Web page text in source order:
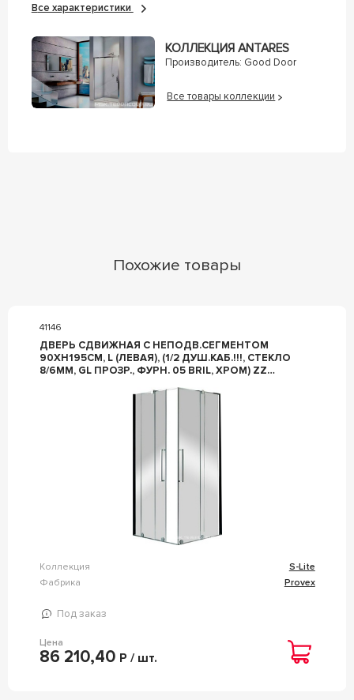
Все характеристики
КОЛЛЕКЦИЯ ANTARES
Производитель: Good Door
Все товары коллекции
Похожие товары
41146
ДВЕРЬ СДВИЖНАЯ С НЕПОДВ.СЕГМЕНТОМ
90ХH195СМ, L (ЛЕВАЯ), (1/2 ДУШ.КАБ.!!!, СТЕКЛО
8/6ММ, GL ПРОЗР., ФУРН. 05 BRIL, ХРОМ) ZZ
Коллекция
S-Lite
Фабрика
Provex
Под заказ
Цена
86 210,40 Р / шт.